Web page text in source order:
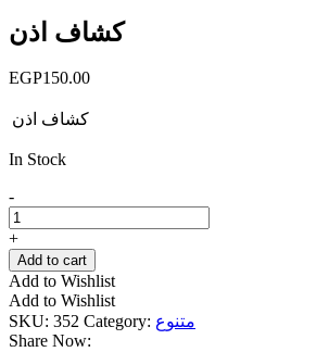
كشاف اذن
EGP150.00
كشاف اذن
In Stock
كشاف
اذن
quantity
-
+
Add to cart
Add to Wishlist
Add to Wishlist
SKU: 352 Category: متنوع
Share Now: